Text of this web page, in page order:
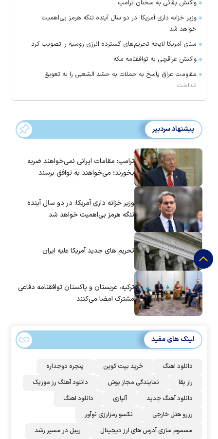
واکنش بقائی به سخنان ترامپ
وزیر خزانه داری آمریکا: در دو سال آینده تنگه هرمز بی‌اهمیت
خواهد شد
سنای آمریکا لایحه تحریم‌های گسترده انرژی روسیه را تصویب کرد
واکنش عراقچی به توافقنامه مکه
مقاومت عراق پاسخ به حملات به حشد الشعبی را به تعویق
انداخت
پیشنهاد سردبیر
ترامپ: مقامات ایرانی نمی‌خواهند ضربه
بخورند؛ می‌خواهند به توافق برسند
وزیر خزانه داری آمریکا: در دو سال آینده
تنگه هرمز بی‌اهمیت خواهد شد
تحریم های جدید آمریکا علیه ایران
ترکیه، عربستان و پاکستان توافقنامه دفاعی
مشترک امضا می‌کنند
لینک های مفید
دانلود اهنگ خرید بیت کوین
پنجره دوجداره
راز بقا
نمایندگی مجاز بوش
دانلود آهنگ رز‌ موزیک
دانلود آهنگ جدید
آلپاری
دانلود اهنگ
رزرو هتل خارجی
نکسو رمزارزی نوآور
مسموم سازی آدرس های ارز دیجیتال
ریپل در مسیر رشد